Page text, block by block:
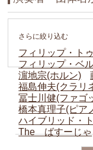
さらに絞り込む
フィリップ・ト
フィリップ・ベ
濵地宗(ホルン)
福島伸夫(クラリ
冨士川健(ファゴ
橋本真理子(ピア
ハイブリッド・
The ばすーじゃ